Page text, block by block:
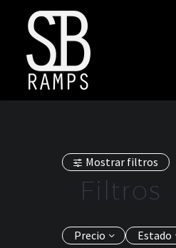
Mostrar filtros
Filtros
Precio Estado